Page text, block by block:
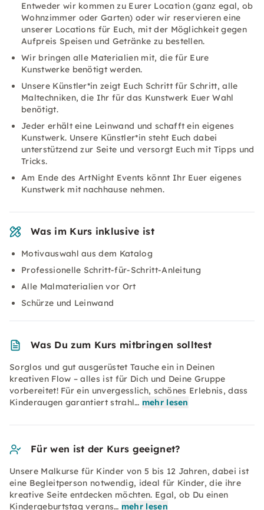
Entweder wir kommen zu Eurer Location (ganz egal, ob
Wohnzimmer oder Garten) oder wir reservieren eine
unserer Locations für Euch, mit der Möglichkeit gegen
Aufpreis Speisen und Getränke zu bestellen.
Wir bringen alle Materialien mit, die für Eure
Kunstwerke benötigt werden.
Unsere Künstler*in zeigt Euch Schritt für Schritt, alle
Maltechniken, die Ihr für das Kunstwerk Euer Wahl
benötigt.
Jeder erhält eine Leinwand und schafft ein eigenes
Kunstwerk. Unsere Künstler*in steht Euch dabei
unterstützend zur Seite und versorgt Euch mit Tipps und
Tricks.
Am Ende des ArtNight Events könnt Ihr Euer eigenes
Kunstwerk mit nachhause nehmen.
Was im Kurs inklusive ist
Motivauswahl aus dem Katalog
Professionelle Schritt-für-Schritt-Anleitung
Alle Malmaterialien vor Ort
Schürze und Leinwand
Was Du zum Kurs mitbringen solltest
Sorglos und gut ausgerüstet Tauche ein in Deinen
kreativen Flow – alles ist für Dich und Deine Gruppe
vorbereitet! Für ein unvergesslich, schönes Erlebnis, dass
Kinderaugen garantiert strahl… mehr lesen
Für wen ist der Kurs geeignet?
Unsere Malkurse für Kinder von 5 bis 12 Jahren, dabei ist
eine Begleitperson notwendig, ideal für Kinder, die ihre
kreative Seite entdecken möchten. Egal, ob Du einen
Kindergeburtstag verans… mehr lesen